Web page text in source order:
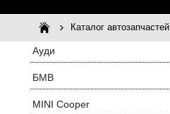
Каталог автозапчастей
Ауди
БМВ
MINI Cooper